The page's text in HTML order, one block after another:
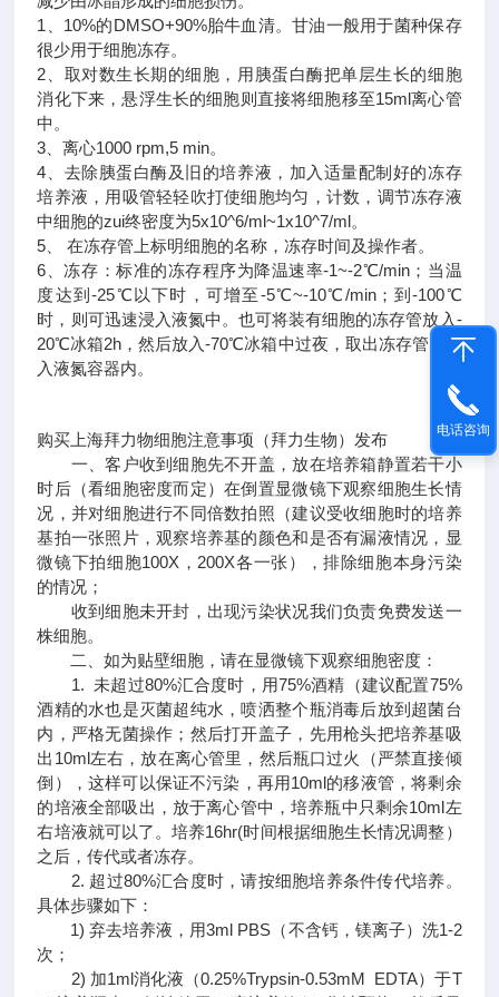
1、10%的DMSO+90%胎牛血清。甘油一般用于菌种保存
很少用于细胞冻存。
2、取对数生长期的细胞，用胰蛋白酶把单层生长的细胞
消化下来，悬浮生长的细胞则直接将细胞移至15ml离心管
中。
3、离心1000 rpm,5 min。
4、去除胰蛋白酶及旧的培养液，加入适量配制好的冻存
培养液，用吸管轻轻吹打使细胞均匀，计数，调节冻存液
中细胞的zui终密度为5x10^6/ml~1x10^7/ml。
5、 在冻存管上标明细胞的名称，冻存时间及操作者。
6、冻存：标准的冻存程序为降温速率-1~-2℃/min；当温
度达到-25℃以下时，可增至-5℃~-10℃/min；到-100℃
时，则可迅速浸入液氮中。也可将装有细胞的冻存管放入-
20℃冰箱2h，然后放入-70℃冰箱中过夜，取出冻存管，移
入液氮容器内。
购买上海拜力物细胞注意事项（拜力生物）发布
一、客户收到细胞先不开盖，放在培养箱静置若干小
时后（看细胞密度而定）在倒置显微镜下观察细胞生长情
况，并对细胞进行不同倍数拍照（建议受收细胞时的培养
基拍一张照片，观察培养基的颜色和是否有漏液情况，显
微镜下拍细胞100X，200X各一张），排除细胞本身污染
的情况；
收到细胞未开封，出现污染状况我们负责免费发送一
株细胞。
二、如为贴壁细胞，请在显微镜下观察细胞密度：
1. 未超过80%汇合度时，用75%酒精（建议配置75%
酒精的水也是灭菌超纯水，喷洒整个瓶消毒后放到超菌台
内，严格无菌操作；然后打开盖子，先用枪头把培养基吸
出10ml左右，放在离心管里，然后瓶口过火（严禁直接倾
倒），这样可以保证不污染，再用10ml的移液管，将剩余
的培液全部吸出，放于离心管中，培养瓶中只剩余10ml左
右培液就可以了。培养16hr(时间根据细胞生长情况调整）
之后，传代或者冻存。
2. 超过80%汇合度时，请按细胞培养条件传代培养。
具体步骤如下：
1) 弃去培养液，用3ml PBS（不含钙，镁离子）洗1-2
次；
2) 加1ml消化液（0.25%Trypsin-0.53mM EDTA）于T
电话咨询